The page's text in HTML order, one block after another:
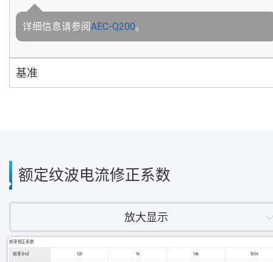
详细信息请参阅AEC-Q200。
基准
额定纹波电流修正系数
放大显示
频率修正系数
频率 [Hz] 120 1k 10k 100k